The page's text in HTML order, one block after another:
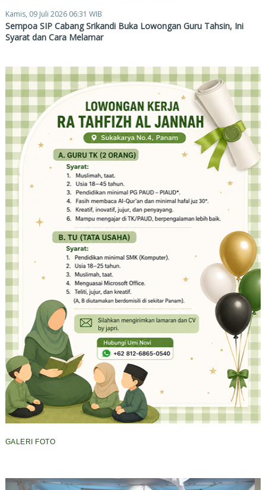
Kamis, 09 Juli 2026 06:31 WIB
Sempoa SIP Cabang Srikandi Buka Lowongan Guru Tahsin, Ini
Syarat dan Cara Melamar
GALERI FOTO